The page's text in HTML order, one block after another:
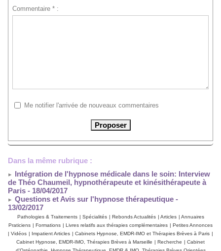
Commentaire * :
Me notifier l'arrivée de nouveaux commentaires
Dans la même rubrique :
Intégration de l'hypnose médicale dans le soin: Interview
de Théo Chaumeil, hypnothérapeute et kinésithérapeute à
Paris - 18/04/2017
Questions et Avis sur l'hypnose thérapeutique -
13/02/2017
Pathologies & Traitements | Spécialités | Rebonds Actualités | Articles | Annuaires
Praticiens | Formations | Livres relatifs aux thérapies complémentaires | Petites Annonces
| Vidéos | Impatient Articles | Cabinets Hypnose, EMDR-IMO et Thérapies Brèves à Paris |
Cabinet Hypnose, EMDR-IMO, Thérapies Brèves à Marseille | Recherche | Cabinet